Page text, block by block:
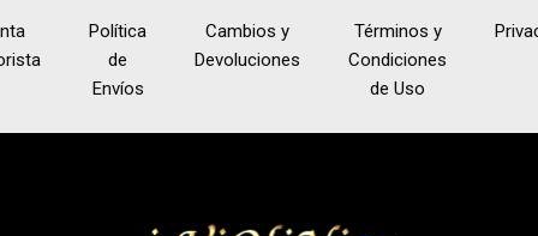
Política
de
Envíos
Cambios y
Devoluciones
Términos y
Condiciones
de Uso